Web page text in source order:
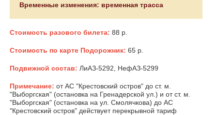
Временные изменения: временная трасса
Стоимость разового билета: 88 р.
Стоимость по карте Подорожник: 65 р.
Подвижной состав: ЛиАЗ-5292, НефАЗ-5299
Примечание: от АС "Крестовский остров" до ст. м.
"Выборгская" (остановка на Гренадерской ул.) и от ст. м.
"Выборгская" (остановка на ул. Смолячкова) до АС
"Крестовский остров" действует перекрывной тариф